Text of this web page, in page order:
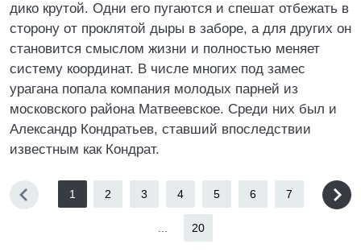
дико крутой. Одни его пугаются и спешат отбежать в
сторону от проклятой дыры в заборе, а для других он
становится смыслом жизни и полностью меняет
систему координат. В числе многих под замес
урагана попала компания молодых парней из
московского района Матвеевское. Среди них был и
Александр Кондратьев, ставший впоследствии
известным как Кондрат.
1 2 3 4 5 6 7
20